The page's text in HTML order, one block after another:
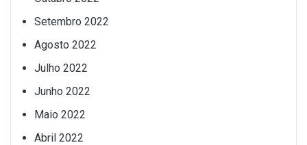
Setembro 2022
Agosto 2022
Julho 2022
Junho 2022
Maio 2022
Abril 2022